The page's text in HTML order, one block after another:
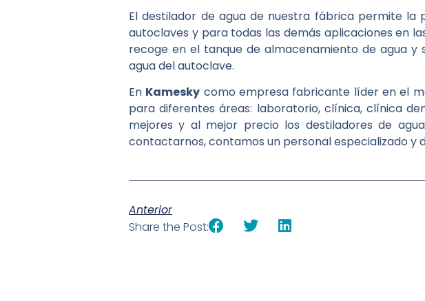
El destilador de agua de nuestra fábrica permite
autoclaves y para todas las demás aplicaciones en
recoge en el tanque de almacenamiento de agua
agua del autoclave.
En Kamesky como empresa fabricante líder en el
para diferentes áreas: laboratorio, clínica, clínica
mejores y al mejor precio los destiladores de
contactarnos, contamos un personal especializado
Anterior
Share the Post: